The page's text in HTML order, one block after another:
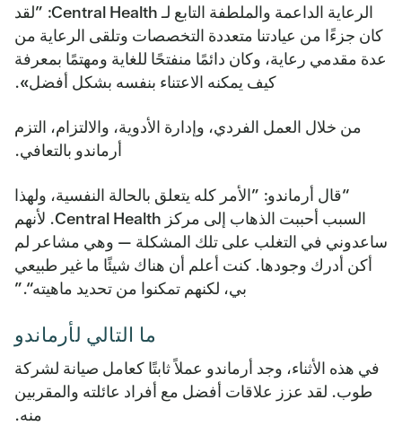
الرعاية الداعمة والملطفة التابع لـ Central Health: ”لقد
كان جزءًا من عيادتنا متعددة التخصصات وتلقى الرعاية من
عدة مقدمي رعاية، وكان دائمًا منفتحًا للغاية ومهتمًا بمعرفة
كيف يمكنه الاعتناء بنفسه بشكل أفضل».
من خلال العمل الفردي، وإدارة الأدوية، والالتزام، التزم
أرماندو بالتعافي.
“قال أرماندو: ”الأمر كله يتعلق بالحالة النفسية، ولهذا
السبب أحببت الذهاب إلى مركز Central Health. لأنهم
ساعدوني في التغلب على تلك المشكلة — وهي مشاعر لم
أكن أدرك وجودها. كنت أعلم أن هناك شيئًا ما غير طبيعي
بي، لكنهم تمكنوا من تحديد ماهيته“.”
ما التالي لأرماندو
في هذه الأثناء، وجد أرماندو عملاً ثابتًا كعامل صيانة لشركة
طوب. لقد عزز علاقات أفضل مع أفراد عائلته والمقربين
منه.